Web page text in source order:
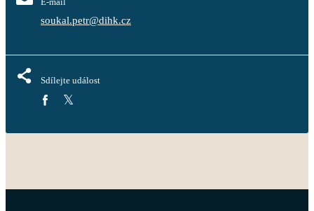
soukal.petr@dihk.cz
Sdílejte událost